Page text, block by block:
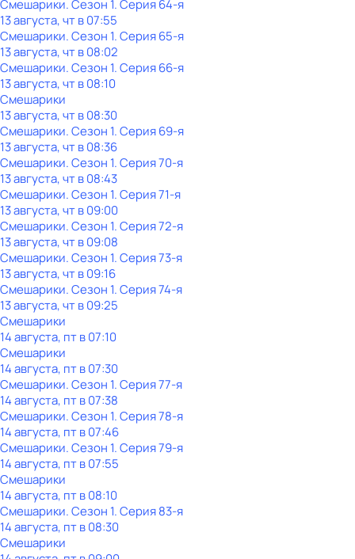
Смешарики. Сезон 1. Серия 64-я
13 августа, чт в 07:55
Смешарики. Сезон 1. Серия 65-я
13 августа, чт в 08:02
Смешарики. Сезон 1. Серия 66-я
13 августа, чт в 08:10
Смешарики
13 августа, чт в 08:30
Смешарики. Сезон 1. Серия 69-я
13 августа, чт в 08:36
Смешарики. Сезон 1. Серия 70-я
13 августа, чт в 08:43
Смешарики. Сезон 1. Серия 71-я
13 августа, чт в 09:00
Смешарики. Сезон 1. Серия 72-я
13 августа, чт в 09:08
Смешарики. Сезон 1. Серия 73-я
13 августа, чт в 09:16
Смешарики. Сезон 1. Серия 74-я
13 августа, чт в 09:25
Смешарики
14 августа, пт в 07:10
Смешарики
14 августа, пт в 07:30
Смешарики. Сезон 1. Серия 77-я
14 августа, пт в 07:38
Смешарики. Сезон 1. Серия 78-я
14 августа, пт в 07:46
Смешарики. Сезон 1. Серия 79-я
14 августа, пт в 07:55
Смешарики
14 августа, пт в 08:10
Смешарики. Сезон 1. Серия 83-я
14 августа, пт в 08:30
Смешарики